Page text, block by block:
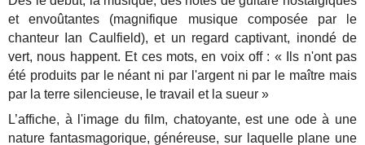
et envoûtantes (magnifique musique composée par le
chanteur Ian Caulfield), et un regard captivant, inondé de
vert, nous happent. Et ces mots, en voix off : « Ils n'ont pas
été produits par le néant ni par l'argent ni par le maître mais
par la terre silencieuse, le travail et la sueur »
L’affiche, à l'image du film, chatoyante, est une ode à une
nature fantasmagorique, généreuse, sur laquelle plane une